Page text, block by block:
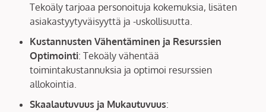
Tekoäly tarjoaa personoituja kokemuksia, lisäten
asiakastyytyväisyyttä ja -uskollisuutta.
Kustannusten Vähentäminen ja Resurssien
Optimointi: Tekoäly vähentää
toimintakustannuksia ja optimoi resurssien
allokointia.
Skaalautuvuus ja Mukautuvuus: